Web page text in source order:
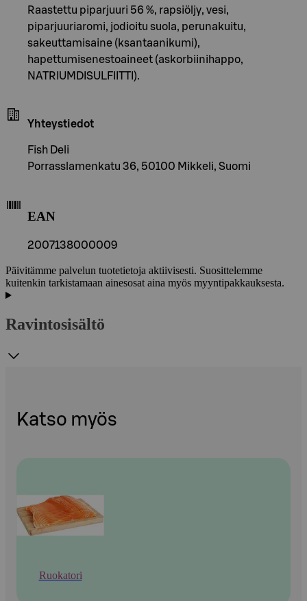
Raastettu piparjuuri 56 %, rapsiöljy, vesi,
piparjuuriaromi, jodioitu suola, perunakuitu,
sakeuttamisaine (ksantaanikumi),
hapettumisenestoaineet (askorbiinihappo,
NATRIUMDISULFIITTI).
Yhteystiedot
Fish Deli
Porrasslamenkatu 36, 50100 Mikkeli, Suomi
EAN
2007138000009
Päivitämme palvelun tuotetietoja aktiivisesti. Suosittelemme
kuitenkin tarkistamaan ainesosat aina myös myyntipakkauksesta.
Ravintosisältö
Katso myös
Ruokatori